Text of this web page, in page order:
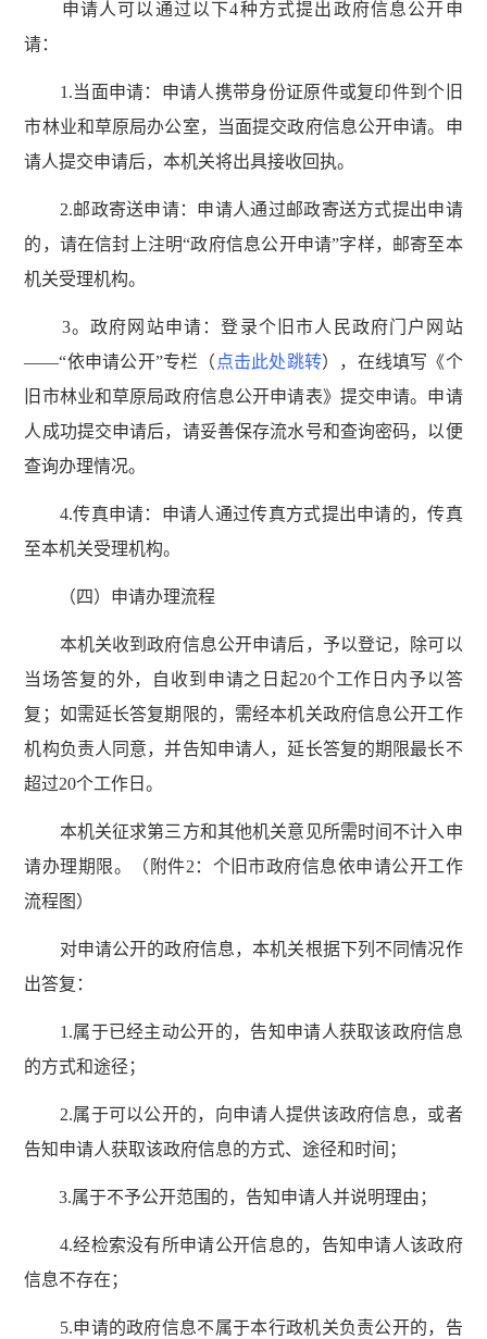
申请人可以通过以下4种方式提出政府信息公开申
请：
1.当面申请：申请人携带身份证原件或复印件到个旧
市林业和草原局办公室，当面提交政府信息公开申请。申
请人提交申请后，本机关将出具接收回执。
2.邮政寄送申请：申请人通过邮政寄送方式提出申请
的，请在信封上注明“政府信息公开申请”字样，邮寄至本
机关受理机构。
3。政府网站申请：登录个旧市人民政府门户网站
——“依申请公开”专栏（ 点击此处跳转），在线填写《个
旧市林业和草原局政府信息公开申请表》提交申请。申请
人成功提交申请后，请妥善保存流水号和查询密码，以便
查询办理情况。
4.传真申请：申请人通过传真方式提出申请的，传真
至本机关受理机构。
（四）申请办理流程
本机关收到政府信息公开申请后，予以登记，除可以
当场答复的外，自收到申请之日起20个工作日内予以答
复；如需延长答复期限的，需经本机关政府信息公开工作
机构负责人同意，并告知申请人，延长答复的期限最长不
超过20个工作日。
本机关征求第三方和其他机关意见所需时间不计入申
请办理期限。（附件2：个旧市政府信息依申请公开工作
流程图）
对申请公开的政府信息，本机关根据下列不同情况作
出答复：
1.属于已经主动公开的，告知申请人获取该政府信息
的方式和途径；
2.属于可以公开的，向申请人提供该政府信息，或者
告知申请人获取该政府信息的方式、途径和时间；
3.属于不予公开范围的，告知申请人并说明理由；
4.经检索没有所申请公开信息的，告知申请人该政府
信息不存在；
5.申请的政府信息不属于本行政机关负责公开的，告